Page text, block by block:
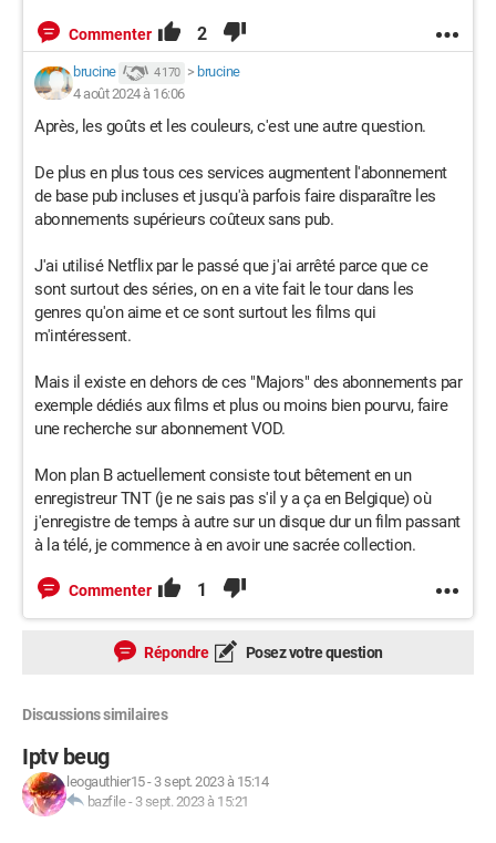
Commenter 2
brucine 4 170 > brucine
4 août 2024 à 16:06
Après, les goûts et les couleurs, c'est une autre question.
De plus en plus tous ces services augmentent l'abonnement
de base pub incluses et jusqu'à parfois faire disparaître les
abonnements supérieurs coûteux sans pub.
J'ai utilisé Netflix par le passé que j'ai arrêté parce que ce
sont surtout des séries, on en a vite fait le tour dans les
genres qu'on aime et ce sont surtout les films qui
m'intéressent.
Mais il existe en dehors de ces "Majors" des abonnements par
exemple dédiés aux films et plus ou moins bien pourvu, faire
une recherche sur abonnement VOD.
Mon plan B actuellement consiste tout bêtement en un
enregistreur TNT (je ne sais pas s'il y a ça en Belgique) où
j'enregistre de temps à autre sur un disque dur un film passant
à la télé, je commence à en avoir une sacrée collection.
Commenter 1
Répondre Posez votre question
Discussions similaires
Iptv beug
leogauthier15- 3 sept. 2023 à 15:14
bazfile- 3 sept. 2023 à 15:21